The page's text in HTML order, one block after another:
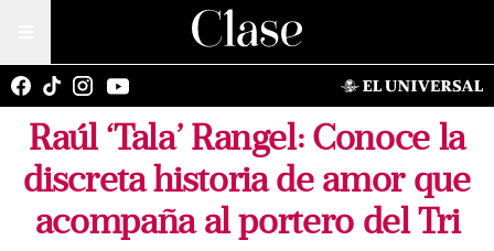
Raúl ‘Tala’ Rangel: Conoce la
discreta historia de amor que
acompaña al portero del Tri